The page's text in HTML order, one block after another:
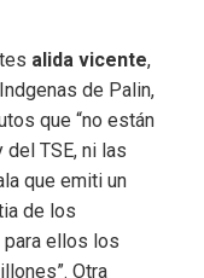
alida vicente,
de Palin,
que “no están
TSE, ni las
que emiti un
de los
ellos los
Otra